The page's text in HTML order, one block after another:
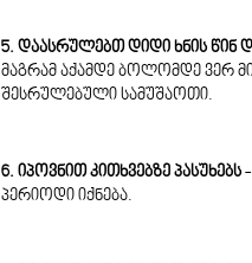
5. დაასრულებთ დიდი ხნის წინ
მაგრამ აქამდე ბოლომდე ვერ
შესრულებული სამუშაოთი.
6. იპოვნით კითხვებზე პასუხებს
პერიოდი იქნება.